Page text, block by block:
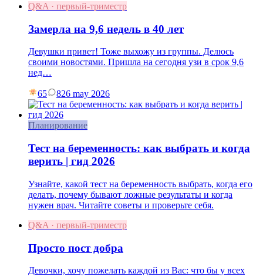
Q&A · первый-триместр
Замерла на 9,6 недель в 40 лет
Девушки привет! Тоже выхожу из группы. Делюсь
своими новостями. Пришла на сегодня узи в срок 9,6
нед…
65 826 may 2026
Планирование
Тест на беременность: как выбрать и когда
верить | гид 2026
Узнайте, какой тест на беременность выбрать, когда его
делать, почему бывают ложные результаты и когда
нужен врач. Читайте советы и проверьте себя.
Q&A · первый-триместр
Просто пост добра
Девочки, хочу пожелать каждой из Вас: что бы у всех